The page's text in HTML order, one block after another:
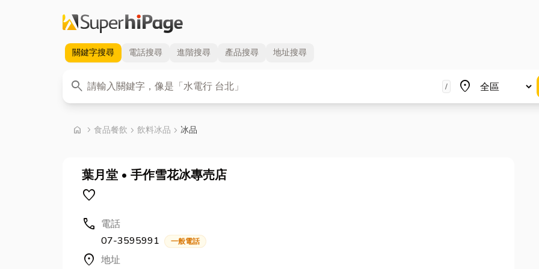
關鍵字搜尋 電話搜尋 進階搜尋 產品搜尋 地址搜尋
search
關鍵字 / place
地區
home chevron_right 首頁
食品餐飲 chevron_right 飲料冰品 chevron_right 冰品
葉月堂 • 手作雪花冰專売店
favorite
call 電話
07-3595991
一般電話
location_on 地址